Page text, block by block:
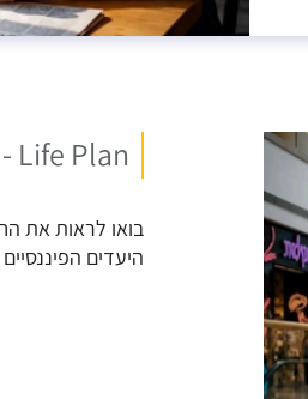
Life Plan -יש מקום אחד שבו ניתן לראות הכל!
היעדים הפיננסיים